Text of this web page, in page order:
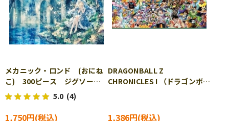
メカニック・ロンド (おにね
こ) 300ピース ジグソーパ
ズル EPO-28-312
5.0 (4)
1,750円
DRAGONBALL Z
CHRONICLES I （ドラゴンボー
1,386円